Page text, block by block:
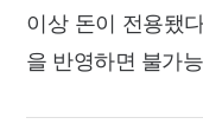
이상 돈이 전용됐
을 반영하면 불가